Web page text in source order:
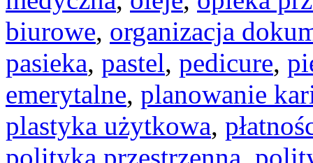
biurowe, organizacja
pasieka, pastel, pedicure,
emerytalne, planowanie
plastyka użytkowa,
polityka przestrzenna,